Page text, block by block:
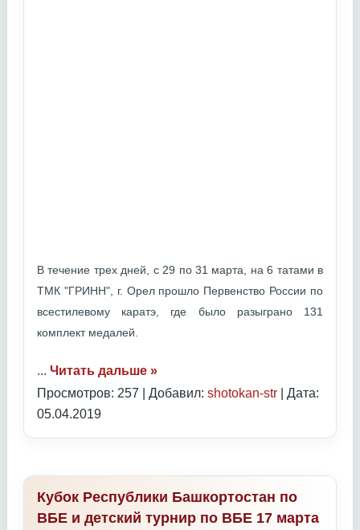
В течение трех дней, с 29 по 31 марта, на 6 татами в
ТМК "ГРИНН", г. Орел прошло Первенство России по
всестилевому каратэ, где было разыграно 131
комплект медалей.
... Читать дальше »
Просмотров: 257 | Добавил: shotokan-str | Дата:
05.04.2019
Кубок Республики Башкортостан по
ВБЕ и детский турнир по ВБЕ 17 марта